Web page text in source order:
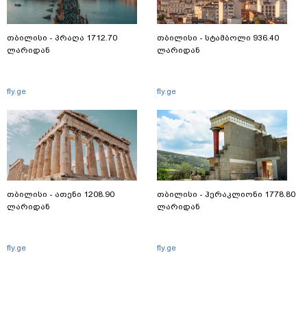
თბილისი - პრაღა 1712.70
ლარიდან
fly.ge
თბილისი - ათენი 1208.90
ლარიდან
fly.ge
თბილისი - სტამბოლი 936.40
ლარიდან
fly.ge
თბილისი - ჰერაკლიონი 1778.80
ლარიდან
fly.ge